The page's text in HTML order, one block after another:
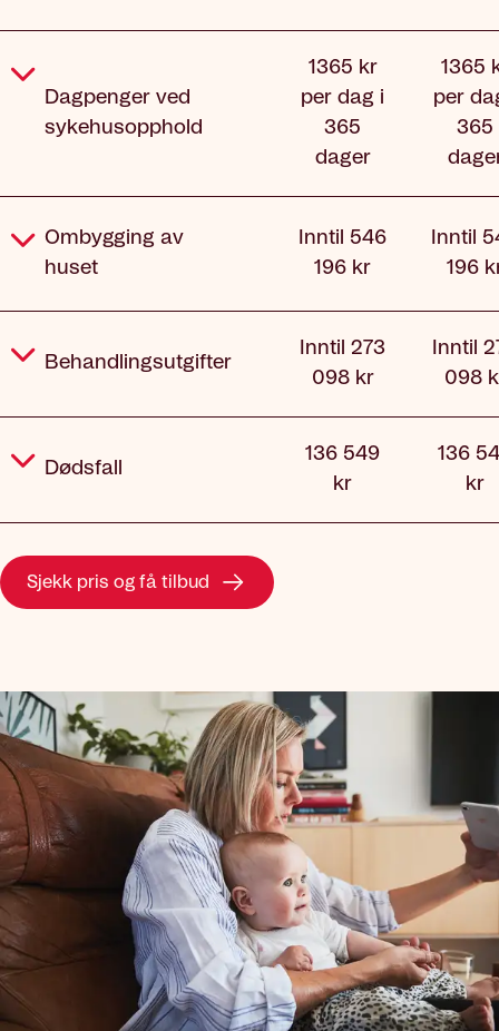
Dagpenger ved
sykehusopphold
1365 kr
per dag i
365
dager
1365
per
365
Ombygging av
huset
Inntil 546
196 kr
Inntil
196
Behandlingsutgifter
Inntil 273
098 kr
Inntil
098
Dødsfall
136 549
kr
136
kr
Sjekk pris og få tilbud